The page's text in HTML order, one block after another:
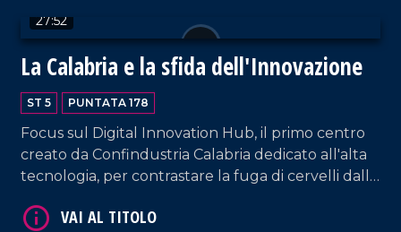
27:52
La Calabria e la sfida dell'Innovazione
ST 5 PUNTATA 178
Focus sul Digital Innovation Hub, il primo centro
creato da Confindustria Calabria dedicato all'alta
tecnologia, per contrastare la fuga di cervelli dalla
presidente del DIH regionale, e Francesco
VAI AL TITOLO
VAI AL TITOLO